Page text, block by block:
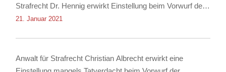
Strafrecht Dr. Hennig erwirkt Einstellung beim Vorwurf des
Besitzes von Kokain!
21. Januar 2021
Anwalt für Strafrecht Christian Albrecht erwirkt eine